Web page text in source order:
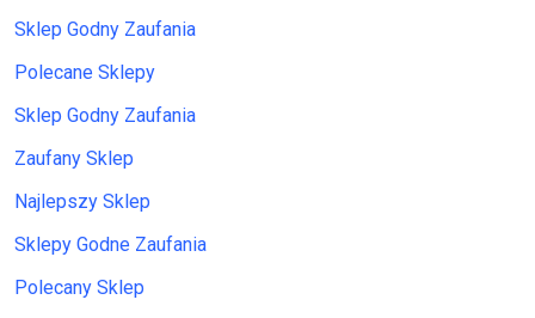
Sklep Godny Zaufania
Polecane Sklepy
Sklep Godny Zaufania
Zaufany Sklep
Najlepszy Sklep
Sklepy Godne Zaufania
Polecany Sklep